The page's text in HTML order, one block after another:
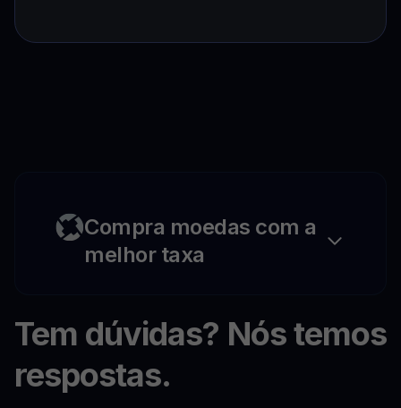
Compra moedas com a
melhor taxa
Tem dúvidas? Nós temos
respostas.